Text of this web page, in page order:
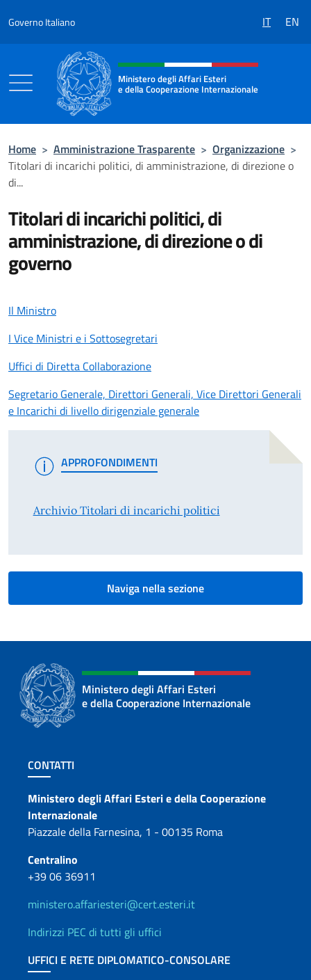
Governo Italiano IT EN
Intestazione sito, social e menù
Ministero degli Affari Esteri
e della Cooperazione Internazionale
Home > Amministrazione Trasparente > Organizzazione >
Titolari di incarichi politici, di amministrazione, di direzione o
di...
Titolari di incarichi politici, di
amministrazione, di direzione o di
governo
Il Ministro
I Vice Ministri e i Sottosegretari
Uffici di Diretta Collaborazione
Segretario Generale, Direttori Generali, Vice Direttori Generali
e Incarichi di livello dirigenziale generale
APPROFONDIMENTI
Archivio Titolari di incarichi politici
Naviga nella sezione
Ministero degli Affari Esteri
e della Cooperazione Internazionale
Sezione footer
CONTATTI
Contatti
Ministero degli Affari Esteri e della Cooperazione
Internazionale
Piazzale della Farnesina, 1 - 00135 Roma
Centralino
+39 06 36911
ministero.affariesteri@cert.esteri.it
Indirizzi PEC di tutti gli uffici
UFFICI E RETE DIPLOMATICO-CONSOLARE